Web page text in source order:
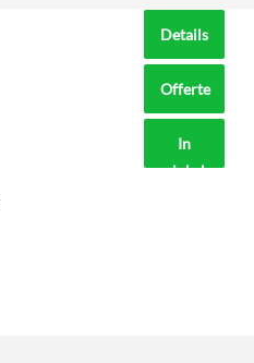
Details
Offerte
aanvragen?
In
winkelmand